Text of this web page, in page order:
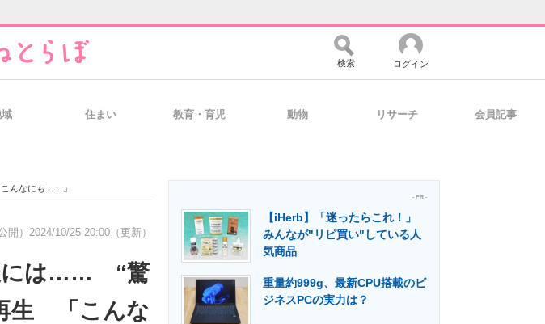
経営リーダーのコミュニティ マーケ×ITの今がよく分かる
比較・事例 製造業のIT導入・活用を支援
検索 ログイン
住まい 教育・育児 動物 リサーチ 会員記事
んなにも……」
開） 2024/10/25 20:00（更新）
には…… “驚
生 「こんな
- PR -
【iHerb】「迷ったらこれ！」
みんなが"リピ買い"している人
気商品
重量約999g、最新CPU搭載のビ
ジネスPCの実力は？